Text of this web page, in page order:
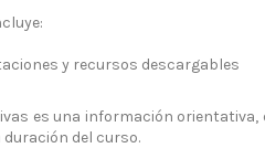
y recursos descargables
es una información
duración del curso.